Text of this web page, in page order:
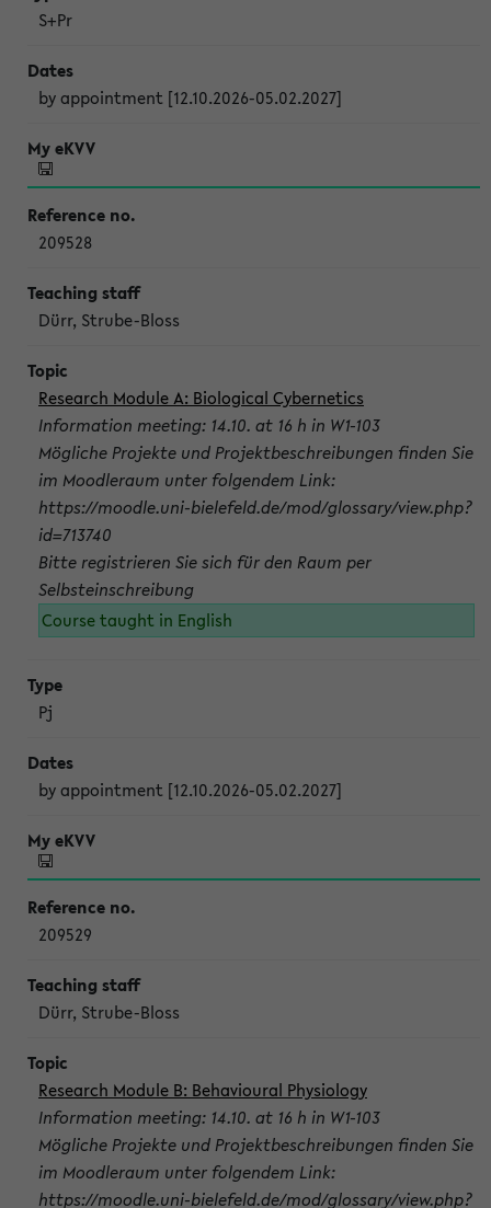
S+Pr
by appointment [12.10.2026-05.02.2027]
209528
Dürr, Strube-Bloss
Research Module A: Biological Cybernetics
Information meeting: 14.10. at 16 h in W1-103
Mögliche Projekte und Projektbeschreibungen finden Sie
im Moodleraum unter folgendem Link:
https://moodle.uni-bielefeld.de/mod/glossary/view.php?
id=713740
Bitte registrieren Sie sich für den Raum per
Selbsteinschreibung
Course taught in English
Pj
by appointment [12.10.2026-05.02.2027]
209529
Dürr, Strube-Bloss
Research Module B: Behavioural Physiology
Information meeting: 14.10. at 16 h in W1-103
Mögliche Projekte und Projektbeschreibungen finden Sie
im Moodleraum unter folgendem Link:
https://moodle.uni-bielefeld.de/mod/glossary/view.php?